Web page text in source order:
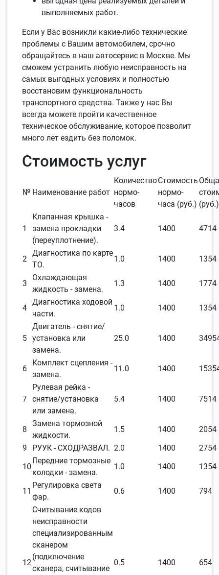
выполняемых работ.
Если у Вас возникли какие-либо технические
проблемы с Вашим автомобилем, срочно
обращайтесь в наш автосервис в Москве. Мы
сможем устранить любую неисправность на
самых выгодных условиях и полностью
восстановим функциональность
транспортного средства. Также у нас Вы
всегда можете пройти качественное
техническое обслуживание, которое позволит
много лет ездить без поломок.
Стоимость услуг
№ Наименование работ
Количество
нормо-
часов
Стоимость
нормо-
часа (руб.) (руб.)
1
Клапанная крышка -
замена прокладки
(переуплотнение).
3.4 1400 4714
2
Диагностика по карте
ТО.
1.0 1400 1354
3
Охлаждающая
жидкость - замена.
1.3 1400 1774
4
Диагностика ходовой
части.
1.0 1400 1354
5
Двигатель - снятие/
установка или
замена.
25.0 1400
6
Комплект сцепления -
замена.
11.0 1400
7
Рулевая рейка -
снятие/установка
или замена.
5.4 1400 7514
8
Замена тормозной
жидкости.
1.5 1400
2054
9
РУУК - СХОДРАЗВАЛ. 2.0 1400
2754
10
Передние тормозные
колодки - замена.
1.0 1400 1354
11
Регулировка света
фар.
0.6 1400 794
12
Считывание кодов
неисправности
специализированным
сканером
(подключение
сканера, считывание
0.5 1400 654